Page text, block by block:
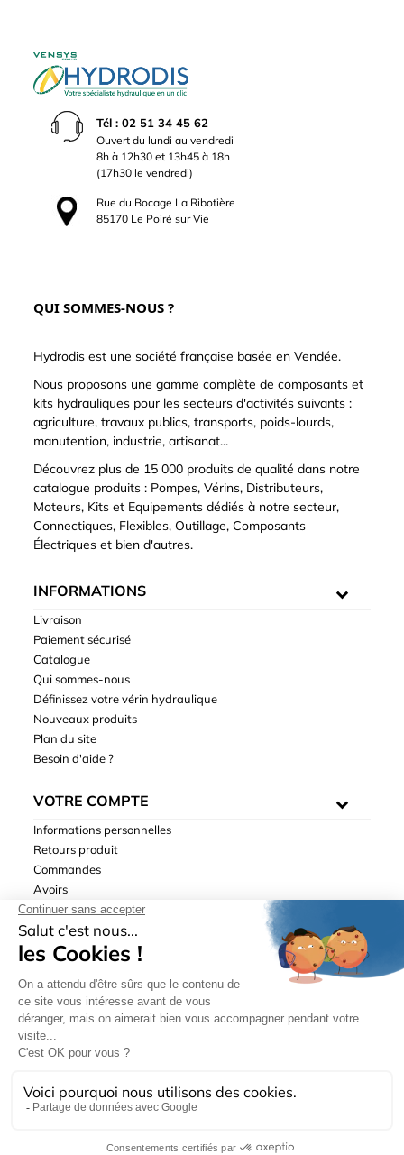
Tél : 02 51 34 45 62
Ouvert du lundi au vendredi
8h à 12h30 et 13h45 à 18h
(17h30 le vendredi)
Rue du Bocage La Ribotière
85170 Le Poiré sur Vie
QUI SOMMES-NOUS ?
Hydrodis est une société française basée en Vendée.
Nous proposons une gamme complète de composants et
kits hydrauliques pour les secteurs d'activités suivants :
agriculture, travaux publics, transports, poids-lourds,
manutention, industrie, artisanat...
Découvrez plus de 15 000 produits de qualité dans notre
catalogue produits : Pompes, Vérins, Distributeurs,
Moteurs, Kits et Equipements dédiés à notre secteur,
Connectiques, Flexibles, Outillage, Composants
Électriques et bien d'autres.
INFORMATIONS
Livraison
Paiement sécurisé
Catalogue
Qui sommes-nous
Définissez votre vérin hydraulique
Nouveaux produits
Plan du site
Besoin d'aide ?
VOTRE COMPTE
Informations personnelles
Retours produit
Commandes
Avoirs
Adresses
Bons de réduction
de ventes| © Hydrodis 2003-2026. Tous droits réservés